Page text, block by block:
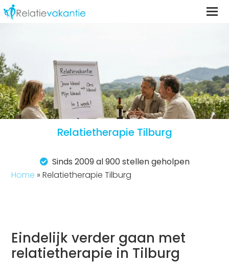
Relatietherapie Tilburg
Sinds 2009 al 900 stellen geholpen
Home »Relatietherapie Tilburg
Eindelijk verder gaan met
relatietherapie in Tilburg